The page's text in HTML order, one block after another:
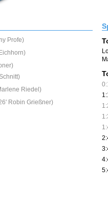
Profe)
)
)
)
Riedel )
Robin Grießner)